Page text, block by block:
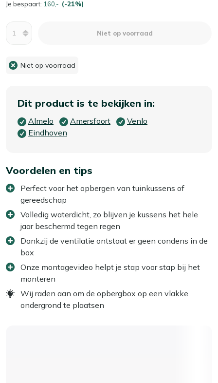
Je bespaart: 160,- (-21%)
Niet op voorraad
Niet op voorraad
Dit product is te bekijken in:
Almelo Amersfoort
Venlo
Eindhoven
Voordelen en tips
Perfect voor het opbergen van tuinkussens of
gereedschap
Volledig waterdicht, zo blijven je kussens het hele
jaar beschermd tegen regen
Dankzij de ventilatie ontstaat er geen condens in de
box
Onze montagevideo helpt je stap voor stap bij het
monteren
Wij raden aan om de opbergbox op een vlakke
ondergrond te plaatsen